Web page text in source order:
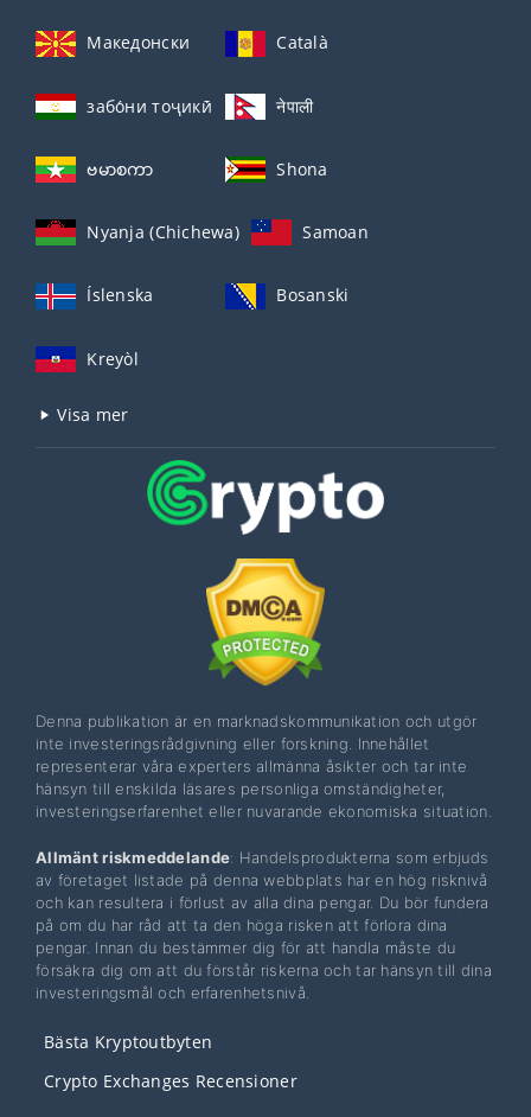
Македонски Català
забо́ни тоҷикӣ́ नेपाली
ဗမာစကာ Shona
Nyanja (Chichewa) Samoan
Íslenska Bosanski
Kreyòl
Visa mer
Denna publikation är en marknadskommunikation och utgör
inte investeringsrådgivning eller forskning. Innehållet
representerar våra experters allmänna åsikter och tar inte
hänsyn till enskilda läsares personliga omständigheter,
investeringserfarenhet eller nuvarande ekonomiska situation.
Allmänt riskmeddelande: Handelsprodukterna som erbjuds
av företaget listade på denna webbplats har en hög risknivå
och kan resultera i förlust av alla dina pengar. Du bör fundera
på om du har råd att ta den höga risken att förlora dina
pengar. Innan du bestämmer dig för att handla måste du
försäkra dig om att du förstår riskerna och tar hänsyn till dina
investeringsmål och erfarenhetsnivå.
Bästa Kryptoutbyten
Crypto Exchanges Recensioner